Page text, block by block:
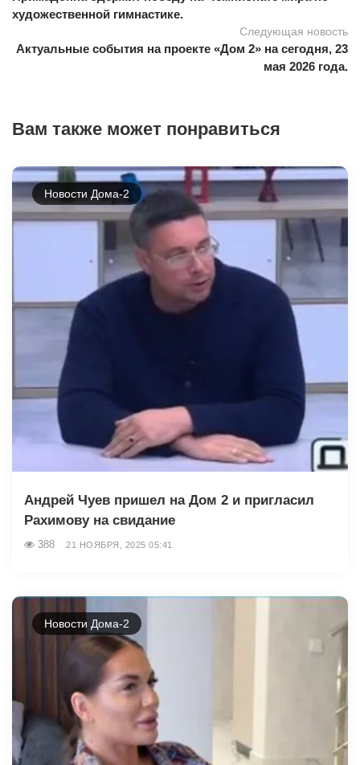
художественной гимнастике.
Следующая новость
Актуальные события на проекте «Дом 2» на сегодня, 23
мая 2026 года.
Вам также может понравиться
Новости Дома-2
Андрей Чуев пришел на Дом 2 и пригласил
Рахимову на свидание
388 21 НОЯБРЯ, 2025 05:41
Новости Дома-2